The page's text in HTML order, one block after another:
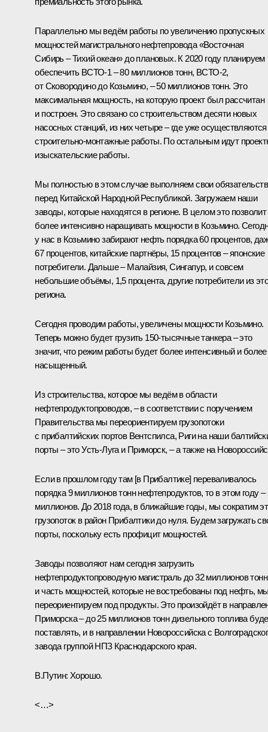
Параллельно мы ведём работы по увеличению пропускных
мощностей магистрального нефтепровода «Восточная
Сибирь – Тихий океан» до плановых. К 2020 году планируем
обеспечить ВСТО-1 – 80 миллионов тонн, ВСТО-2,
от Сковородино до Козьмино, – 50 миллионов тонн. Это
максимальная мощность, на которую проект был рассчитан
и построен. Это связано со строительством десяти новых
насосных станций, из них четыре – где уже осуществляются
строительно-монтажные работы. По остальным идут
изыскательские работы.
Мы полностью в этом случае выполняем свои
перед Китайской Народной Республикой. Загружаем наши
заводы, которые находятся в регионе. В целом это позволит
более интенсивно наращивать мощности в Козьмино.
у нас в Козьмино забирают нефть порядка 60 процентов,
67 процентов, китайские партнёры, 15 процентов – японские
потребители. Дальше – Малайзия, Сингапур, и совсем
небольшие объёмы, 1,5 процента, другие потребители из
региона.
Сегодня проводим работы, увеличены мощности Козьмино.
Теперь можно будет грузить 150-тысячные танкера – это
значит, что режим работы будет более интенсивный и более
насыщенный.
Из строительства, которое мы ведём в области
нефтепродуктопроводов, – в соответствии с поручением
Правительства мы переориентируем грузопотоки
с прибалтийских портов Вентспилса, Риги на наши
порты – это Усть-Луга и Приморск, – а также на
Если в прошлом году там [в Прибалтике] переваливалось
порядка 9 миллионов тонн нефтепродуктов, то в этом году –
миллионов. До 2018 года, в ближайшие годы, мы сократим
грузопоток в район Прибалтики до нуля. Будем загружать
порты, поскольку есть профицит мощностей.
Заводы позволяют нам сегодня загрузить
нефтепродуктопроводную магистраль до 32 миллионов
и часть мощностей, которые не востребованы под нефть,
переориентируем под продукты. Это произойдёт в
Приморска – до 25 миллионов тонн дизельного топлива
поставлять, и в направлении Новороссийска с
завода группой НПЗ Краснодарского края.
В.Путин: Хорошо.
<…>